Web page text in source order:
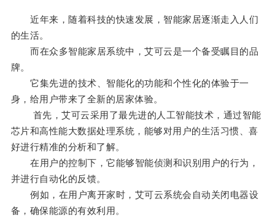
近年来，随着科技的快速发展，智能家居逐渐走入人们
的生活。
而在众多智能家居系统中，艾可云是一个备受瞩目的品
牌。
它集先进的技术、智能化的功能和个性化的体验于一
身，给用户带来了全新的居家体验。
首先，艾可云采用了最先进的人工智能技术，通过智能
芯片和高性能大数据处理系统，能够对用户的生活习惯、喜
好进行精准的分析和了解。
在用户的控制下，它能够智能侦测和识别用户的行为，
并进行自动化的反馈。
例如，在用户离开家时，艾可云系统会自动关闭电器设
备，确保能源的有效利用。